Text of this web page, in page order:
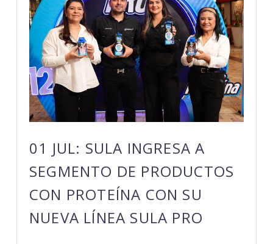
01 JUL: SULA INGRESA A
SEGMENTO DE PRODUCTOS
CON PROTEÍNA CON SU
NUEVA LÍNEA SULA PRO